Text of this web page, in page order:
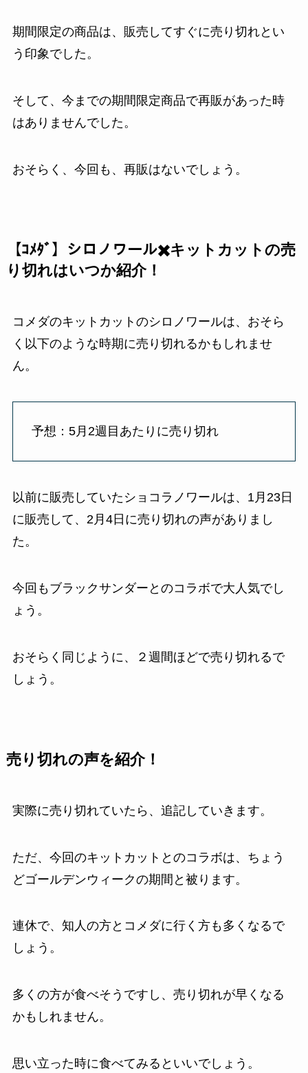
期間限定の商品は、販売してすぐに売り切れとい
う印象でした。
そして、今までの期間限定商品で再販があった時
はありませんでした。
おそらく、今回も、再販はないでしょう。
【ｺﾒﾀﾞ】シロノワール✖️キットカットの売
り切れはいつか紹介！
コメダのキットカットのシロノワールは、おそら
く以下のような時期に売り切れるかもしれませ
ん。
予想：5月2週目あたりに売り切れ
以前に販売していたショコラノワールは、1月23日
に販売して、2月4日に売り切れの声がありまし
た。
今回もブラックサンダーとのコラボで大人気でし
ょう。
おそらく同じように、２週間ほどで売り切れるで
しょう。
売り切れの声を紹介！
実際に売り切れていたら、追記していきます。
ただ、今回のキットカットとのコラボは、ちょう
どゴールデンウィークの期間と被ります。
連休で、知人の方とコメダに行く方も多くなるで
しょう。
多くの方が食べそうですし、売り切れが早くなる
かもしれません。
思い立った時に食べてみるといいでしょう。